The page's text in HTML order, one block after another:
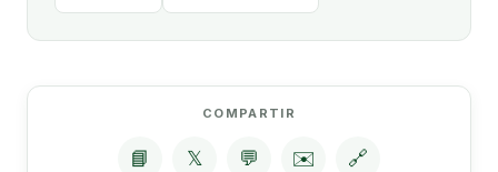
COMPARTIR
📘 𝕏 💬 ✉️ 🔗